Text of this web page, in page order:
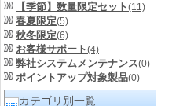
【季節】数量限定セット(11)
春夏限定(5)
秋冬限定(6)
お客様サポート(4)
弊社システムメンテナンス(0)
ポイントアップ対象製品(0)
カテゴリ別一覧